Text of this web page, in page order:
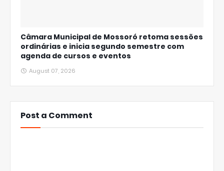
Câmara Municipal de Mossoró retoma sessões
ordinárias e inicia segundo semestre com
agenda de cursos e eventos
August 07, 2026
Post a Comment